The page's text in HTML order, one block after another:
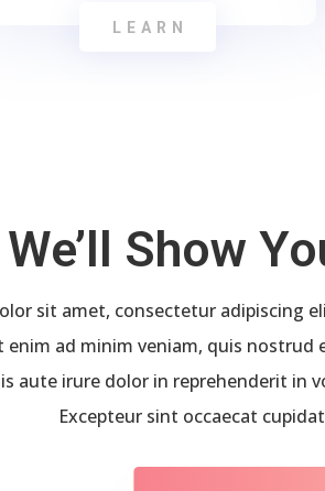
LEARN
We’ll Show
sit amet, consectetur adipiscing
enim ad minim veniam, quis
aute irure dolor in reprehenderit in
Excepteur sint occaecat